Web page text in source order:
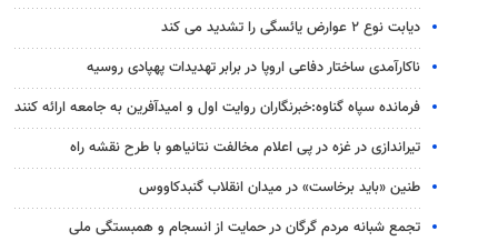
دیابت نوع ۲ عوارض یائسگی را تشدید می کند
ناکارآمدی ساختار دفاعی اروپا در برابر تهدیدات پهپادی روسیه
فرمانده سپاه گناوه:خبرنگاران روایت اول و امیدآفرین به جامعه ارائه کنند
تیراندازی در غزه در پی اعلام مخالفت نتانیاهو با طرح نقشه راه
طنین «باید برخاست» در میدان انقلاب گنبدکاووس
تجمع شبانه مردم گرگان در حمایت از انسجام و همبستگی ملی